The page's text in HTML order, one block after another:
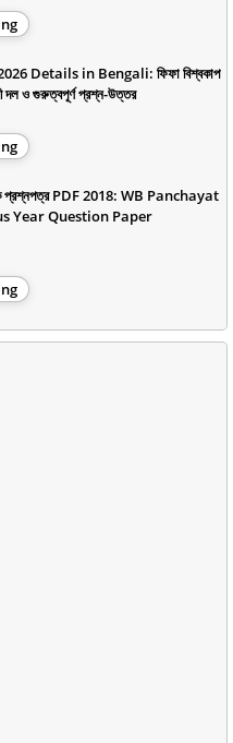
Details in Bengali: ফিফা বিশ্বকাপ
দল ও গুরুত্বপূর্ণ প্রশ্ন-উত্তর
প্রশ্নপত্র PDF 2018: WB Panchayat
Year Question Paper